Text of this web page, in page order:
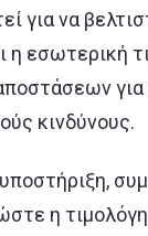
για να
η εσωτερική
για
κινδύνους.
η